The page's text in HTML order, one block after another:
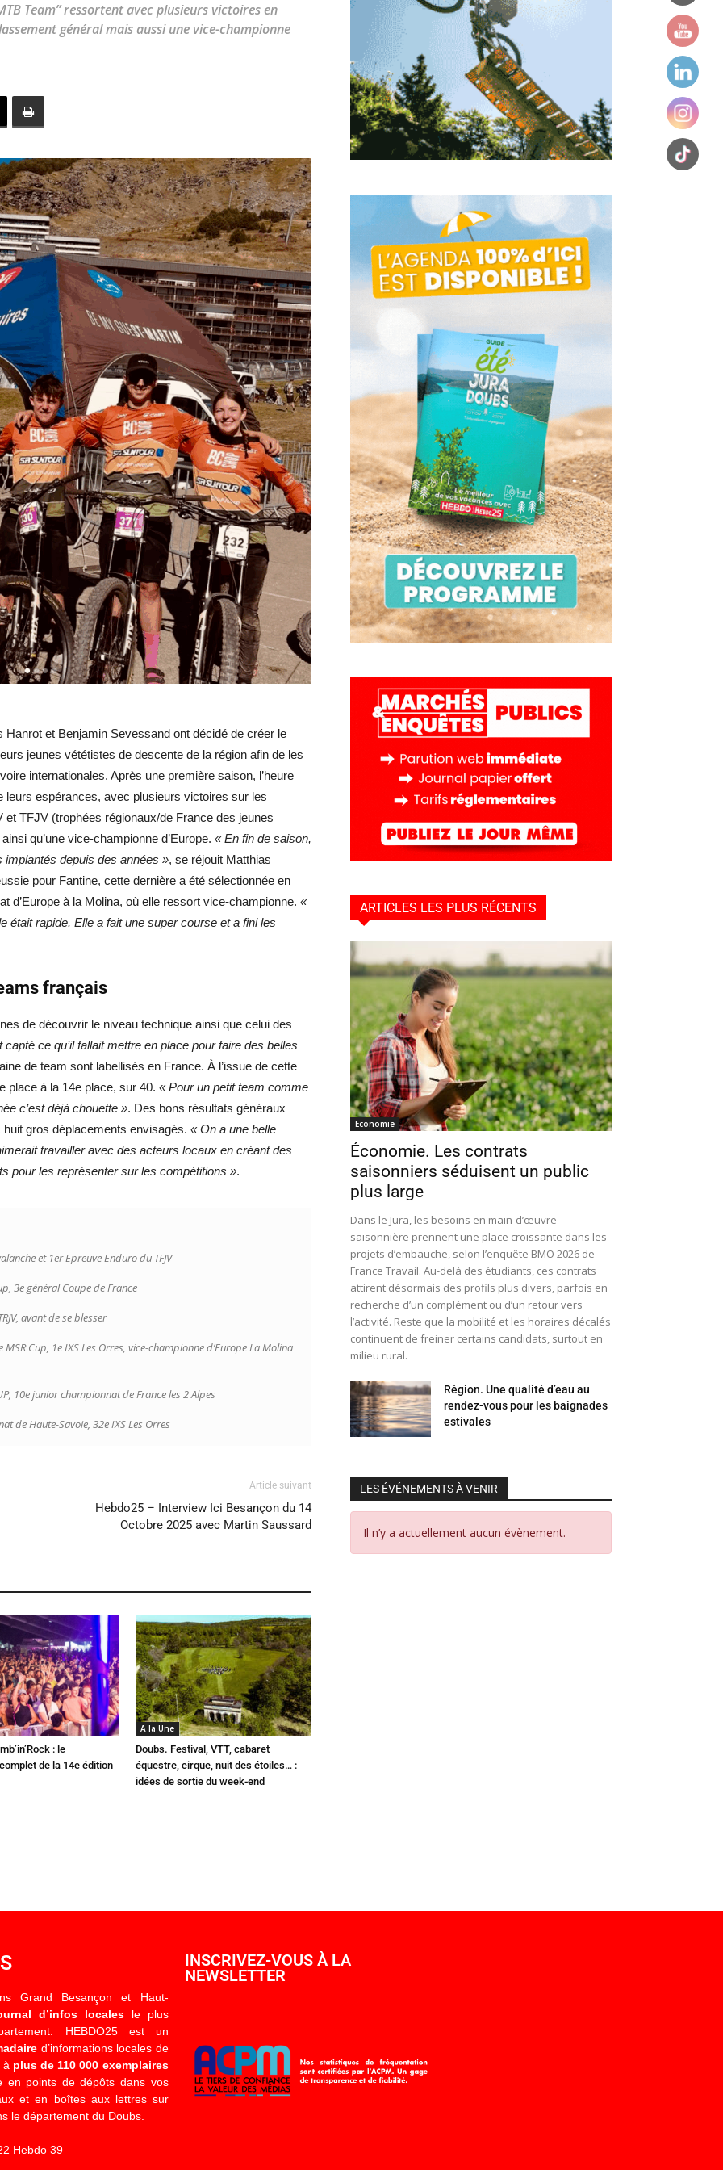
toute
locale
–
Hebdo25
Team” ressortent avec plusieurs victoires en
général mais aussi une vice-championne
Hanrot et Benjamin Sevessand ont décidé de créer le
jeunes vététistes de descente de la région afin de les
internationales. Après une première saison, l’heure
espérances, avec plusieurs victoires sur les
TFJV (trophées régionaux/de France des jeunes
qu’une vice-championne d’Europe. « En fin de saison,
depuis des années », se réjouit Matthias
pour Fantine, cette dernière a été sélectionnée en
d’Europe à la Molina, où elle ressort vice-championne. «
était rapide. Elle a fait une super course et a fini les
français
de découvrir le niveau technique ainsi que celui des
ce qu’il fallait mettre en place pour faire des belles
de team sont labellisés en France. À l’issue de cette
place à la 14e place, sur 40. « Pour un petit team comme
c’est déjà chouette ». Des bons résultats généraux
huit gros déplacements envisagés. « On a une belle
travailler avec des acteurs locaux en créant des
pour les représenter sur les compétitions ».
et 1er Epreuve Enduro du TFJV
3e général Coupe de France
avant de se blesser
Cup, 1e IXS Les Orres, vice-championne d’Europe La Molina
10e junior championnat de France les 2 Alpes
de Haute-Savoie, 32e IXS Les Orres
Article suivant
Hebdo25 – Interview Ici Besançon du 14
Octobre 2025 avec Martin Saussard
: le
de la 14e édition
A la Une
Doubs. Festival, VTT, cabaret
équestre, cirque, nuit des étoiles… :
idées de sortie du week-end
ARTICLES LES PLUS RÉCENTS
Economie
Économie. Les contrats
saisonniers séduisent un public
plus large
Dans le Jura, les besoins en main-d’œuvre
saisonnière prennent une place croissante dans les
projets d’embauche, selon l’enquête BMO 2026 de
France Travail. Au-delà des étudiants, ces contrats
attirent désormais des profils plus divers, parfois en
recherche d’un complément ou d’un retour vers
l’activité. Reste que la mobilité et les horaires décalés
continuent de freiner certains candidats, surtout en
milieu rural.
Région. Une qualité d’eau au
rendez-vous pour les baignades
estivales
LES ÉVÉNEMENTS À VENIR
Il n’y a actuellement aucun évènement.
Grand Besançon et Haut-
d’infos localesle plus
HEBDO25 est un
d’informations locales de
à plus de 110 000 exemplaires
en points de dépôts dans vos
et en boîtes aux lettres sur
le département du Doubs.
Hebdo 39
INSCRIVEZ-VOUS À LA
NEWSLETTER